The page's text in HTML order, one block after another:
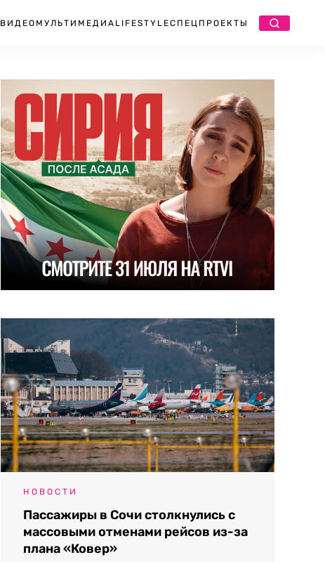
ВИДЕО МУЛЬТИМЕДИА LIFESTYLEСПЕЦПРОЕКТЫ
НОВОСТИ
Пассажиры в Сочи столкнулись с
массовыми отменами рейсов из-за
плана «Ковер»